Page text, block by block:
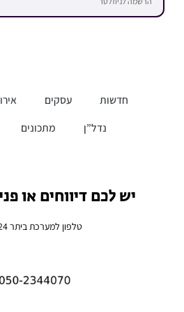
חדשות עסקים
נדל”ן
מתכונים
יש לכם דיווחים או
טלפון למערכת ביתר 24 בלבד: